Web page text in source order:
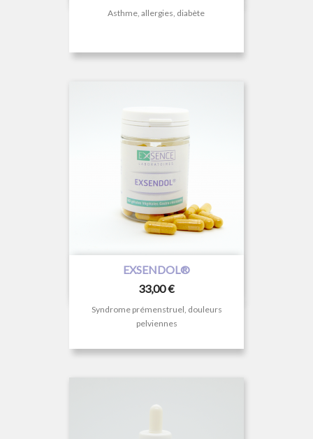
Asthme, allergies, diabète
EXSENDOL®
Prix
33,00 €
Syndrome prémenstruel, douleurs
pelviennes